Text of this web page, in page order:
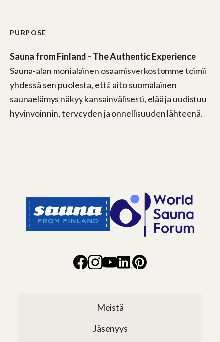
PURPOSE
Sauna from Finland - The Authentic Experience
Sauna-alan monialainen osaamisverkostomme toimii
yhdessä sen puolesta, että aito suomalainen
saunaelämys näkyy kansainvälisesti, elää ja uudistuu
hyvinvoinnin, terveyden ja onnellisuuden lähteenä.
Meistä
Jäsenyys